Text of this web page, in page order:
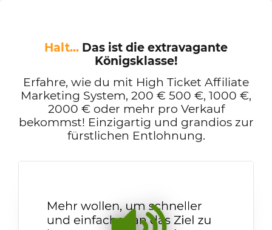
Halt... Das ist die extravagante
Königsklasse!
Erfahre, wie du mit High Ticket Affiliate
Marketing System, 200 € 500 €, 1000 €,
2000 € oder mehr pro Verkauf
bekommst! Einzigartig und grandios zur
fürstlichen Entlohnung.